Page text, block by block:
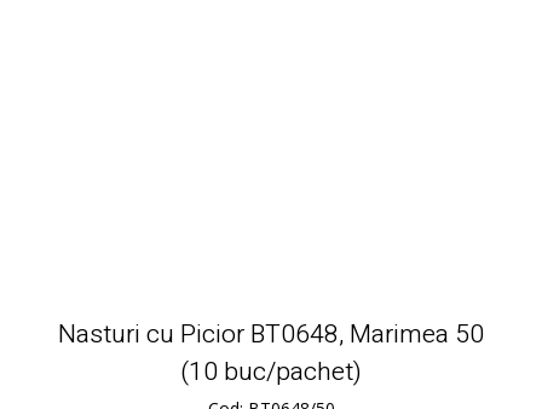
Nasturi cu Picior BT0648, Marimea 50
(10 buc/pachet)